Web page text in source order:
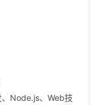
Node.js、Web技